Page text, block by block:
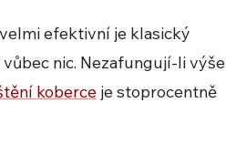
efektivní je klasický
nic. Nezafungují-li výše
koberce je stoprocentně